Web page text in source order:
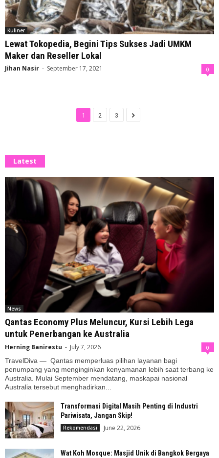
Kuliner
Lewat Tokopedia, Begini Tips Sukses Jadi UMKM
Maker dan Reseller Lokal
Jihan Nasir - September 17, 2021 0
1 2 3
Latest
News
Qantas Economy Plus Meluncur, Kursi Lebih Lega
untuk Penerbangan ke Australia
Herning Banirestu - July 7, 2026 0
TravelDiva — Qantas memperluas pilihan layanan bagi
penumpang yang menginginkan kenyamanan lebih saat terbang ke
Australia. Mulai September mendatang, maskapai nasional
Australia tersebut menghadirkan...
Transformasi Digital Masih Penting di Industri
Pariwisata, Jangan Skip!
Rekomendasi June 22, 2026
Wat Koh Mosque: Masjid Unik di Bangkok Bergaya